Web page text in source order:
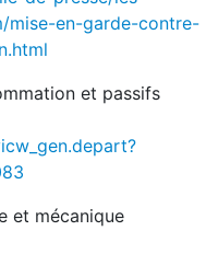
mise-en-garde-contre-
et passifs
et mécanique